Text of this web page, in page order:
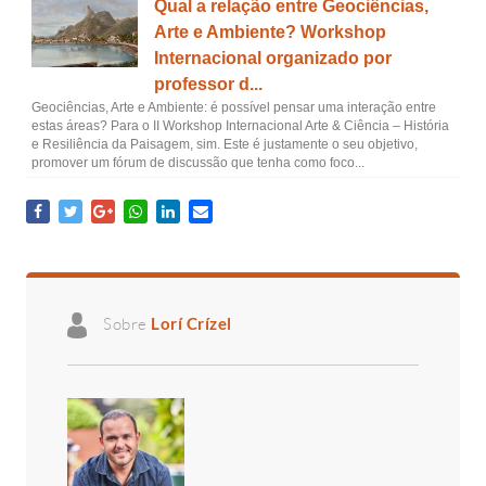
Qual a relação entre Geociências,
Arte e Ambiente? Workshop
Internacional organizado por
professor d...
Geociências, Arte e Ambiente: é possível pensar uma interação entre
estas áreas? Para o II Workshop Internacional Arte & Ciência – História
e Resiliência da Paisagem, sim. Este é justamente o seu objetivo,
promover um fórum de discussão que tenha como foco...
Sobre Lorí Crízel